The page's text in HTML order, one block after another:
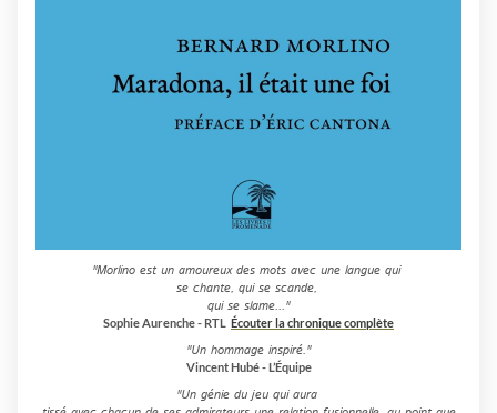
"Morlino est un amoureux des mots avec une langue qui
se chante, qui se scande,
qui se slame..."
Sophie Aurenche - RTL Écouter la chronique complète
"Un hommage inspiré."
Vincent Hubé - L’Équipe
"Un génie du jeu qui aura